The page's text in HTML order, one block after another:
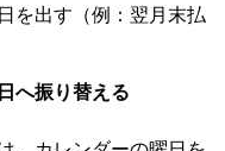
を出す（例：翌月末払
へ振り替える